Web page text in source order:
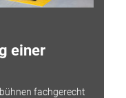
einer
fachgerecht